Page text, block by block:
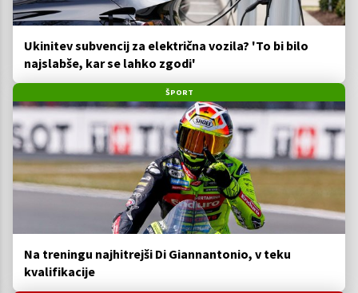
Ukinitev subvencij za električna vozila? 'To bi bilo
najslabše, kar se lahko zgodi'
ŠPORT
Na treningu najhitrejši Di Giannantonio, v teku
kvalifikacije